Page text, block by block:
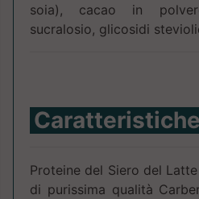
soia), cacao in
sucralosio, glicosidi
Caratteristiche
Proteine del Siero del
di purissima qualità